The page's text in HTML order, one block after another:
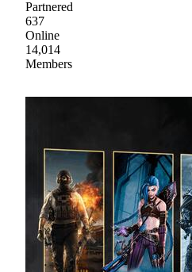
Partnered
637
Online
14,014
Members